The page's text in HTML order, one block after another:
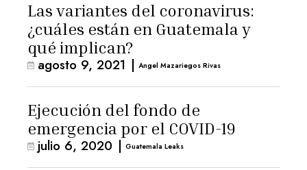
Las variantes del coronavirus:
¿cuáles están en Guatemala y
qué implican?
agosto 9, 2021 | Angel Mazariegos Rivas
Ejecución del fondo de
emergencia por el COVID-19
julio 6, 2020 | Guatemala Leaks